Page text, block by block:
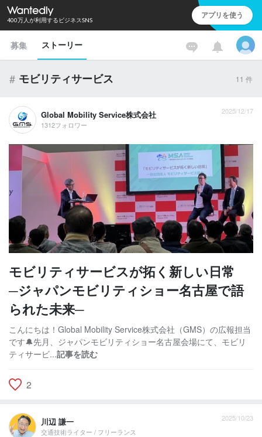
400万人が利用するビジネスSNS アプリを使う
募集 ストーリー
# モビリティサービス 11 件
Global Mobility Service株式会社
1312フォロワー
2025/12/17
モビリティサービスが拓く新しい日常
─ジャパンモビリティショー名古屋で語
られた未来─
こんにちは！Global Mobility Service株式会社（GMS）の広報担当
です🔔先月、ジャパンモビリティショー名古屋会場にて、モビリ
ティサービ...記事を読む
2
川辺 謙一
交通技術ライター / フリーランス
2025/10/23